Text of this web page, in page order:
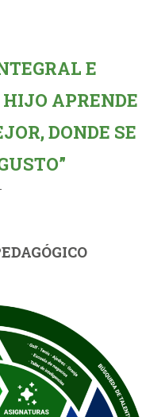
E
APRENDE
DONDE SE